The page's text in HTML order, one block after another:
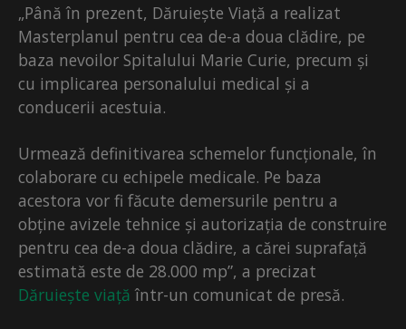
„Până în prezent, Dăruiește Viață a realizat
Masterplanul pentru cea de-a doua clădire, pe
baza nevoilor Spitalului Marie Curie, precum și
cu implicarea personalului medical și a
conducerii acestuia.
Urmează definitivarea schemelor funcționale, în
colaborare cu echipele medicale. Pe baza
acestora vor fi făcute demersurile pentru a
obține avizele tehnice și autorizația de construire
pentru cea de-a doua clădire, a cărei suprafață
estimată este de 28.000 mp”, a precizat
Dăruiește viață într-un comunicat de presă.